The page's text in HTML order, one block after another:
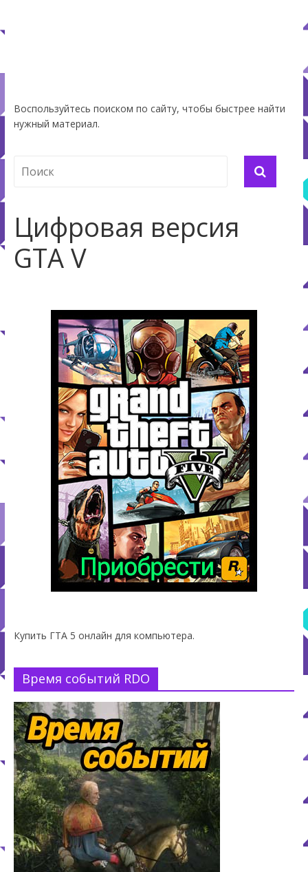
Воспользуйтесь поиском по сайту, чтобы быстрее найти
нужный материал.
Цифровая версия
GTA V
Купить ГТА 5 онлайн для компьютера.
Время событий RDO